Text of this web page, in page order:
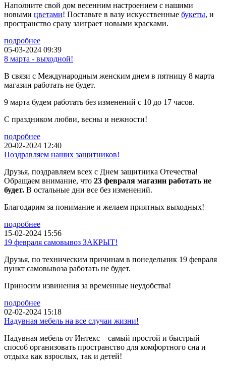
Наполните свой дом весенним настроением с нашими
новыми цветами! Поставьте в вазу искусственные букеты, и
пространство сразу заиграет новыми красками.
подробнее
05-03-2024 09:39
8 марта - выходной!
В связи с Международным женским днем в пятницу 8 марта
магазин работать не будет.
9 марта будем работать без изменений с 10 до 17 часов.
С праздником любви, весны и нежности!
подробнее
20-02-2024 12:40
Поздравляем наших защитников!
Друзья, поздравляем всех с Днем защитника Отечества!
Обращаем внимание, что 23 февраля магазин работать не
будет. В остальные дни все без изменений.
Благодарим за понимание и желаем приятных выходных!
подробнее
15-02-2024 15:56
19 февраля самовывоз ЗАКРЫТ!
Друзья, по техническим причинам в понедельник 19 февраля
пункт самовывоза работать не будет.
Приносим извинения за временные неудобства!
подробнее
02-02-2024 15:18
Надувная мебель на все случаи жизни!
Надувная мебель от Интекс – самый простой и быстрый
способ организовать пространство для комфортного сна и
отдыха как взрослых, так и детей!